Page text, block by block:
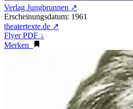
Verlag Jungbrunnen ↗
Erscheinungsdatum: 1961
theatertexte.de ↗
Flyer PDF ↓
Merken